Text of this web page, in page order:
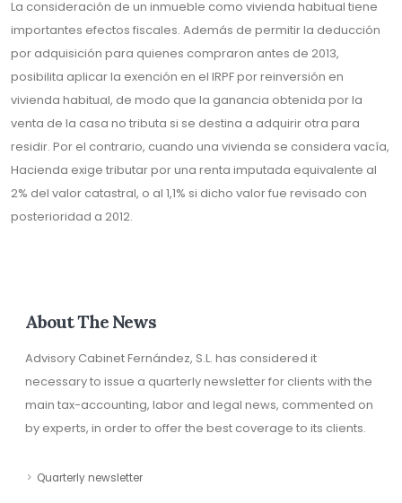
La consideración de un inmueble como vivienda habitual tiene
importantes efectos fiscales. Además de permitir la deducción
por adquisición para quienes compraron antes de 2013,
posibilita aplicar la exención en el IRPF por reinversión en
vivienda habitual, de modo que la ganancia obtenida por la
venta de la casa no tributa si se destina a adquirir otra para
residir. Por el contrario, cuando una vivienda se considera vacía,
Hacienda exige tributar por una renta imputada equivalente al
2% del valor catastral, o al 1,1% si dicho valor fue revisado con
posterioridad a 2012.
About The News
Advisory Cabinet Fernández, S.L. has considered it
necessary to issue a quarterly newsletter for clients with the
main tax-accounting, labor and legal news, commented on
by experts, in order to offer the best coverage to its clients.
Quarterly newsletter